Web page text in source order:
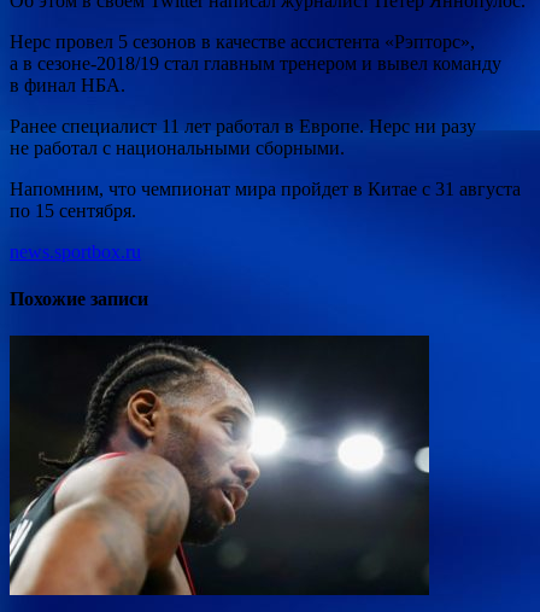
Нерс провел 5 сезонов в качестве ассистента «Рэпторс»,
а в сезоне-2018/19 стал главным тренером и вывел команду
в финал НБА.
Ранее специалист 11 лет работал в Европе. Нерс ни разу
не работал с национальными сборными.
Напомним, что чемпионат мира пройдет в Китае с 31 августа
по 15 сентября.
news.sportbox.ru
Похожие записи